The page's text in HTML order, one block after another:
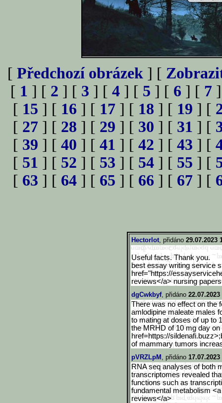
[ Předchozí obrázek ] [
[ 1 ] [ 2 ] [ 3 ] [ 4 ] [ 5 ] [ 6 ] [ 7
[ 15 ] [ 16 ] [ 17 ] [ 18 ] [ 19 ] [
[ 27 ] [ 28 ] [ 29 ] [ 30 ] [ 31 ] [
[ 39 ] [ 40 ] [ 41 ] [ 42 ] [ 43 ] [
[ 51 ] [ 52 ] [ 53 ] [ 54 ] [ 55 ] [
[ 63 ] [ 64 ] [ 65 ] [ 66 ] [ 67 ] [
Hectorlot, přidáno 29.07.2023
Useful facts. Thank you.
best essay writing service
href="https://
reviews</a> nursing
dgCwkbyf, přidáno 22.07.2023
There was no effect on the
amlodipine maleate males
to mating at doses of up to
the MRHD of 10 mg day
href=https://sildenafi.buzz>
of mammary tumors
pVRZLpM , přidáno 17.07.2023
RNA seq analyses of both
transcriptomes revealed
functions such as
fundamental metabolism
reviews</a>